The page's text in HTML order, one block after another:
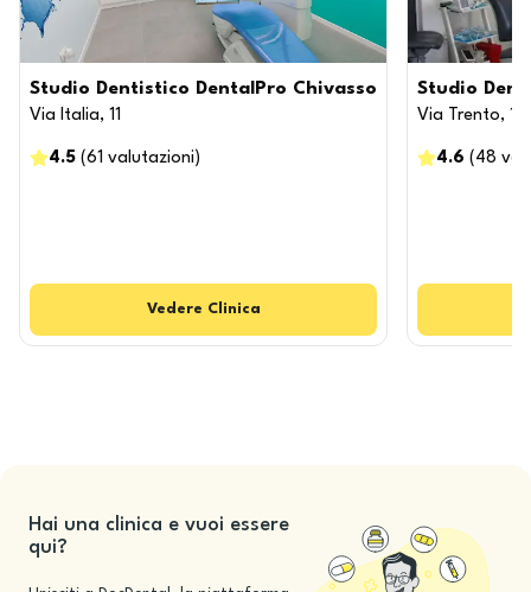
Studio Dentistico DentalPro Chivasso
Via Italia, 11
4.5 (61 valutazioni )
Vedere Clinica
Studio
Via Trento,
4.6 ( 48
Hai una clinica e vuoi essere
qui?